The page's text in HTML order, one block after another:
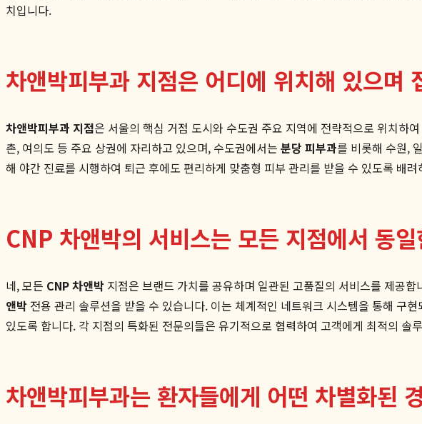
치입니다.
차앤박피부과 지점은 어디에 위치해 있으며
차앤박피부과 지점은 서울의 핵심 거점 도시와 수도권 주요 지역에 전략적으로 위치하
촌, 여의도 등 주요 상권에 자리하고 있으며, 수도권에서는 분당 피부과를 비롯해 수원,
해 야간 진료를 시행하여 퇴근 후에도 편리하게 맞춤형 피부 관리를 받을 수 있도록 배
CNP 차앤박의 서비스는 모든 지점에서 동
네, 모든 CNP 차앤박 지점은 브랜드 가치를 공유하며 일관된 고품질의 서비스를 제공합
앤박 전용 관리 솔루션을 받을 수 있습니다. 이는 체계적인 네트워크 시스템을 통해 구
있도록 합니다. 각 지점의 특화된 전문의들은 유기적으로 협력하여 고객에게 최적의 솔
차앤박피부과는 환자들에게 어떤 차별화된